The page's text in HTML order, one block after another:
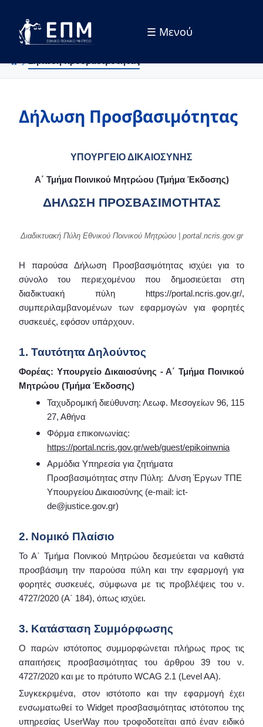
☰ Μενού
Δήλωση Προσβασιμότητας
ΥΠΟΥΡΓΕΙΟ ΔΙΚΑΙΟΣΥΝΗΣ
Α΄ Τμήμα Ποινικού Μητρώου (Τμήμα Έκδοσης)
ΔΗΛΩΣΗ ΠΡΟΣΒΑΣΙΜΟΤΗΤΑΣ
Διαδικτυακή Πύλη Εθνικού Ποινικού Μητρώου | portal.ncris.gov.gr
Η παρούσα Δήλωση Προσβασιμότητας ισχύει για το
σύνολο του περιεχομένου που δημοσιεύεται στη
διαδικτυακή πύλη https://portal.ncris.gov.gr/,
συμπεριλαμβανομένων των εφαρμογών για φορητές
συσκευές, εφόσον υπάρχουν.
1. Ταυτότητα Δηλούντος
Φορέας: Υπουργείο Δικαιοσύνης - Α΄ Τμήμα Ποινικού
Μητρώου (Τμήμα Έκδοσης)
Ταχυδρομική διεύθυνση: Λεωφ. Μεσογείων 96, 115
27, Αθήνα
Φόρμα επικοινωνίας:
https://portal.ncris.gov.gr/web/guest/epikoinwnia
Αρμόδια Υπηρεσία για ζητήματα
Προσβασιμότητας στην Πύλη: Δ/νση Έργων ΤΠΕ
Υπουργείου Δικαιοσύνης (e-mail: ict-
de@justice.gov.gr)
2. Νομικό Πλαίσιο
Το Α΄ Τμήμα Ποινικού Μητρώου δεσμεύεται να καθιστά
προσβάσιμη την παρούσα πύλη και την εφαρμογή για
φορητές συσκευές, σύμφωνα με τις προβλέψεις του ν.
4727/2020 (Α΄ 184), όπως ισχύει.
3. Κατάσταση Συμμόρφωσης
Ο παρών ιστότοπος συμμορφώνεται πλήρως προς τις
απαιτήσεις προσβασιμότητας του άρθρου 39 του ν.
4727/2020 και με το πρότυπο WCAG 2.1 (Level AA).
Συγκεκριμένα, στον ιστότοπο και την εφαρμογή έχει
ενσωματωθεί το Widget προσβασιμότητας ιστότοπου της
υπηρεσίας UserWay που τροφοδοτείται από έναν ειδικό